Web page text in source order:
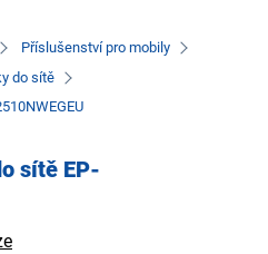
Příslušenství pro mobily
do sítě
sítě EP-